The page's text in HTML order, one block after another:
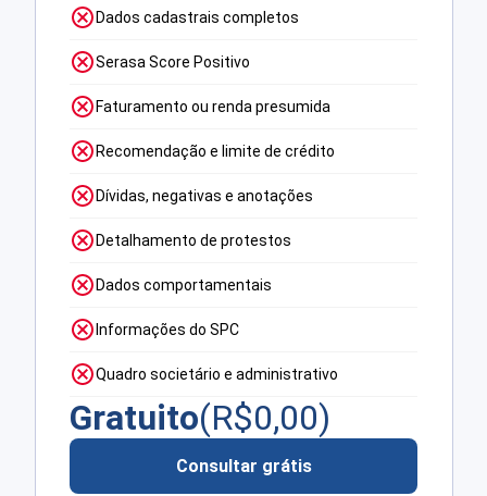
Dados cadastrais completos
Serasa Score Positivo
Faturamento ou renda presumida
Recomendação e limite de crédito
Dívidas, negativas e anotações
Detalhamento de protestos
Dados comportamentais
Informações do SPC
Quadro societário e administrativo
Gratuito(R$0,00)
Consultar grátis